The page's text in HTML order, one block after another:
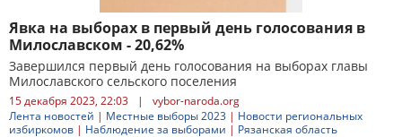
Явка на выборах в первый день голосования в
Милославском - 20,62%
Завершился первый день голосования на выборах главы
Милославского сельского поселения
15 декабря 2023, 22:03 |
vybor-naroda.org
Лента новостей | Местные выборы 2023 | Новости региональных
избиркомов | Наблюдение за выборами | Рязанская область